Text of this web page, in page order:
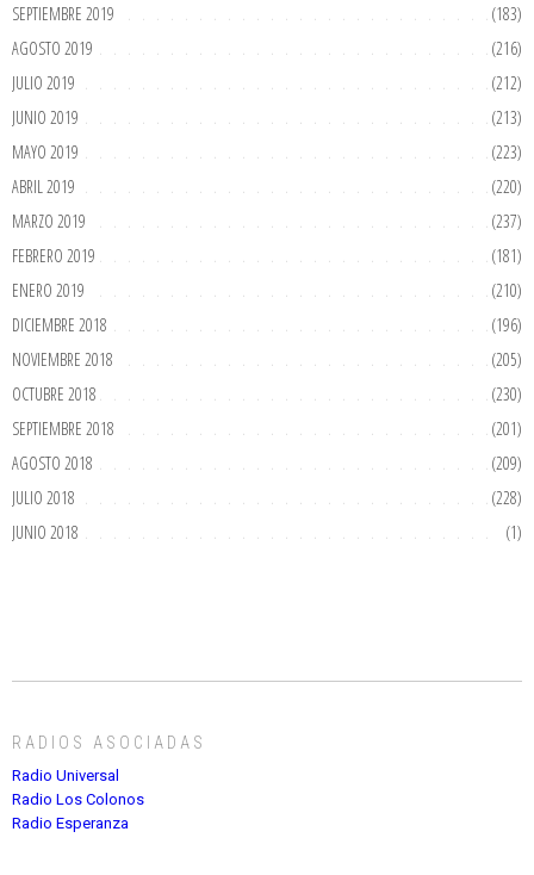
SEPTIEMBRE 2019
(183)
AGOSTO 2019
(216)
JULIO 2019
(212)
JUNIO 2019
(213)
MAYO 2019
(223)
ABRIL 2019
(220)
MARZO 2019
(237)
FEBRERO 2019
(181)
ENERO 2019
(210)
DICIEMBRE 2018
(196)
NOVIEMBRE 2018
(205)
OCTUBRE 2018
(230)
SEPTIEMBRE 2018
(201)
AGOSTO 2018
(209)
JULIO 2018
(228)
JUNIO 2018
(1)
RADIOS ASOCIADAS
Radio Universal
Radio Los Colonos
Radio Esperanza